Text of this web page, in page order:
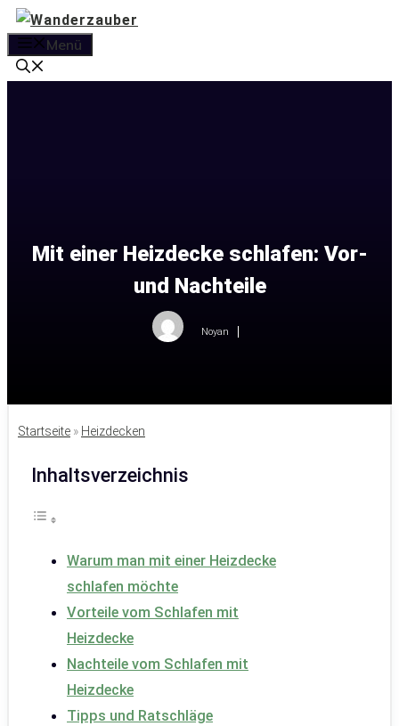
Zum
Inhalt
springen
Menü
Mit einer Heizdecke schlafen: Vor-
und Nachteile
Noyan
Startseite » Heizdecken
Inhaltsverzeichnis
Warum man mit einer Heizdecke
schlafen möchte
Vorteile vom Schlafen mit
Heizdecke
Nachteile vom Schlafen mit
Heizdecke
Tipps und Ratschläge